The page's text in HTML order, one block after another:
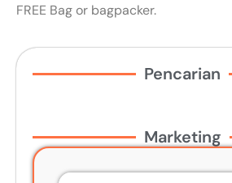
FREE Bag or bagpacker.
Pencarian
Marketing